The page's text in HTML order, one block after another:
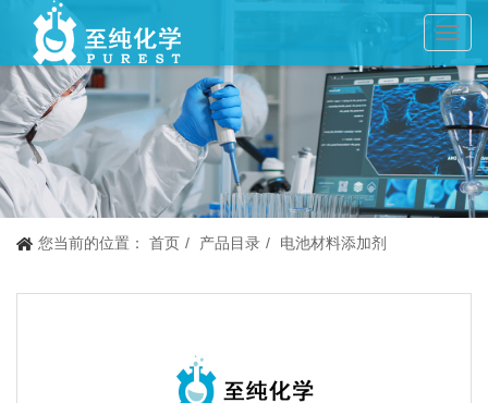
您当前的位置： 首页 产品目录 电池材料添加剂